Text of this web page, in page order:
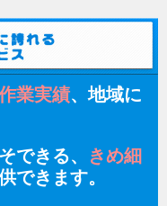
業実績、地域に
できる、
きめ細
できます。